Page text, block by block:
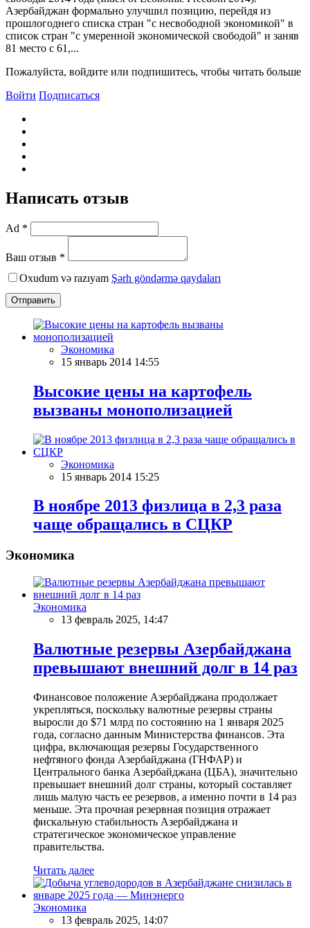
Азербайджан формально улучшил позицию, перейдя из
прошлогоднего списка стран "с несвободной экономикой" в
список стран "с умеренной экономической свободой" и заняв
81 место с 61,...
Пожалуйста, войдите или подпишитесь, чтобы читать больше
Войти Подписаться
Написать отзыв
Ad *
Ваш отзыв *
Oxudum və razıyam Şərh göndərmə qaydaları
Отправить
Экономика
15 январь 2014 14:55
Высокие цены на картофель
вызваны монополизацией
Экономика
15 январь 2014 15:25
В ноябре 2013 физлица в 2,3 раза
чаще обращались в СЦКР
Экономика
Экономика
13 февраль 2025, 14:47
Валютные резервы Азербайджана
превышают внешний долг в 14 раз
Финансовое положение Азербайджана продолжает
укрепляться, поскольку валютные резервы страны
выросли до $71 млрд по состоянию на 1 января 2025
года, согласно данным Министерства финансов. Эта
цифра, включающая резервы Государственного
нефтяного фонда Азербайджана (ГНФАР) и
Центрального банка Азербайджана (ЦБА), значительно
превышает внешний долг страны, который составляет
лишь малую часть ее резервов, а именно почти в 14 раз
меньше. Эта прочная резервная позиция отражает
фискальную стабильность Азербайджана и
стратегическое экономическое управление
правительства.
Читать далее
Экономика
13 февраль 2025, 14:07